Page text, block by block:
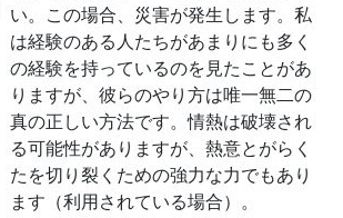
い。この場合、災害が発生します。私
は経験のある人たちがあまりにも多く
の経験を持っているのを見たことがあ
りますが、彼らのやり方は唯一無二の
真の正しい方法です。情熱は破壊され
る可能性がありますが、熱意とがらく
たを切り裂くための強力な力でもあり
ます（利用されている場合）。